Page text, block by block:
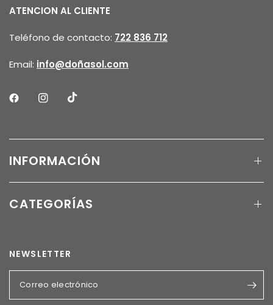
ATENCION AL CLIENTE
Teléfono de contacto: 722 836 712
Email: info@doñasol.com
INFORMACIÓN
CATEGORÍAS
NEWSLETTER
Correo electrónico